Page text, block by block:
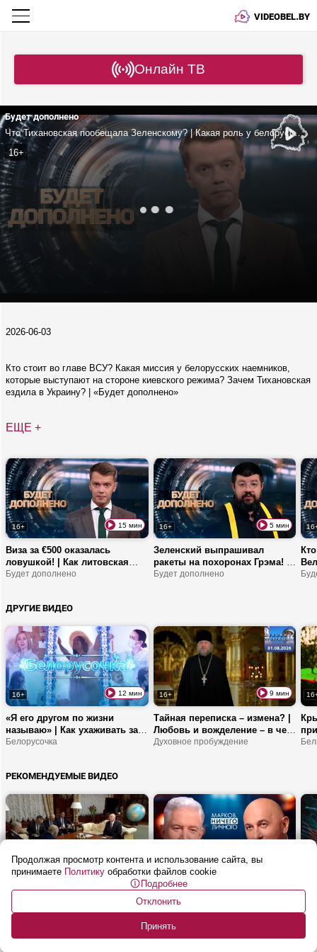
VIDEOBEL.BY
Онлайн ТВ
Будет дополнено
Что Тихановская пообещала Зеленскому? | Какая роль у белорусских наемников в ВСУ? | Как ЦРУ влияет на киевский режим?
16+
2026-06-03
Кто стоит во главе ВСУ? Какая миссия у белорусских наемников,
которые выступают на стороне киевского режима? Зачем Тихановская
ездила в Украину? | «Будет дополнено»
ЕЩЕ +
16+ 15 мин
Виза за €500 оказалась
ловушкой! | Как литовская
организация искала
пострадавших?
Будет дополнено
16+ 5 мин
Зеленский выпрашивал
ракеты на похоронах Грэма! |
Почему никто не жаждет
Будет дополнено
ДРУГИЕ ВИДЕО
16+ 12 мин
«Я его другом по жизни
называю» | Как ухаживать за
трактором? | Тракторист –
Белорусочка
16+ 9 мин
Тайная переписка – измена? |
Любовь и вожделение – в чем
разница? | Что такое
Духовное пробуждение
РЕКОМЕНДУЕМЫЕ ВИДЕО
16+ 2 мин
Лукашенко: Мы умеем делать
необходимо Алжиру!
16+
Бабурин: Все мои прогнозы
сбывались! | Какие
Продолжая просмотр контента и использование сайта, вы
принимаете Политику обработки файлов cookie
Подробнее
Отклонить
Принять